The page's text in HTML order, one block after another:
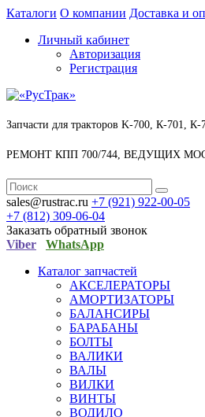
Каталоги О компании Доставка и
Личный кабинет
Авторизация
Регистрация
Запчасти для тракторов K-700, К-701,
РЕМОНТ КПП 700/744, ВЕДУЩИХ
sales@rustrac.ru +7 (921) 922-00-05
+7 (812) 309-06-04
Заказать обратный звонок
Viber
WhatsApp
Каталог запчастей
АКСЕЛЕРАТОРЫ
АМОРТИЗАТОРЫ
БАЛАНСИРЫ
БАРАБАНЫ
БОЛТЫ
ВАЛИКИ
ВАЛЫ
ВИЛКИ
ВИНТЫ
ВОДИЛО